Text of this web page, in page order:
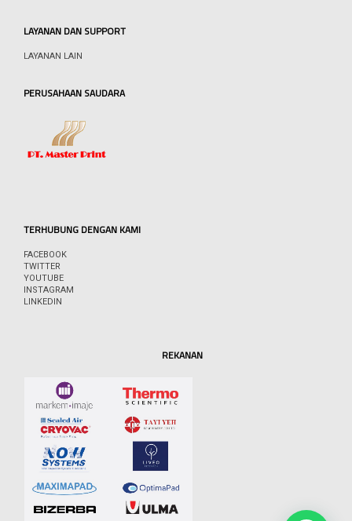
LAYANAN DAN SUPPORT
LAYANAN LAIN
PERUSAHAAN SAUDARA
TERHUBUNG DENGAN KAMI
FACEBOOK
TWITTER
YOUTUBE
INSTAGRAM
LINKEDIN
REKANAN